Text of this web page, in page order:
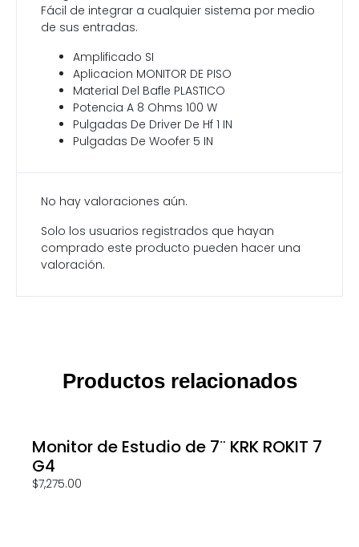
Fácil de integrar a cualquier sistema por medio
de sus entradas.
Amplificado SI
Aplicacion MONITOR DE PISO
Material Del Bafle PLASTICO
Potencia A 8 Ohms 100 W
Pulgadas De Driver De Hf 1 IN
Pulgadas De Woofer 5 IN
No hay valoraciones aún.
Solo los usuarios registrados que hayan
comprado este producto pueden hacer una
valoración.
Productos relacionados
Monitor de Estudio de 7¨ KRK ROKIT 7
G4
$7,275.00